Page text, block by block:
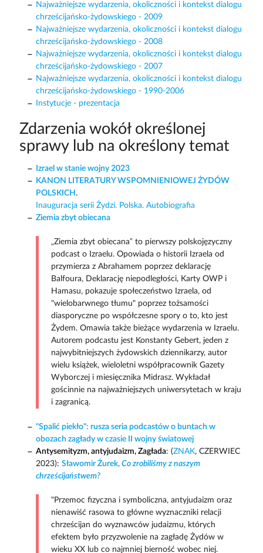
Najważniejsze wydarzenia, okoliczności i kontekst dialogu
chrześcijańsko-żydowskiego - 2009
Najważniejsze wydarzenia, okoliczności i kontekst dialogu
chrześcijańsko-żydowskiego - 2008
Najważniejsze wydarzenia, okoliczności i kontekst dialogu
chrześcijańsko-żydowskiego - 2007
Najważniejsze wydarzenia, okoliczności i kontekst dialogu
chrześcijańsko-żydowskiego - 1990-2006
Instytucje - prezentacja
Zdarzenia wokół określonej
sprawy lub na określony temat
Izrael w stanie wojny 2023
KANON LITERATURY WSPOMNIENIOWEJ ŻYDÓW
POLSKICH .
Inauguracja serii Żydzi. Polska. Autobiografia
Ziemia zbyt obiecana
„Ziemia zbyt obiecana” to pierwszy polskojęzyczny
podcast o Izraelu. Opowiada o historii Izraela od
przymierza z Abrahamem poprzez deklarację
Balfoura, Deklarację niepodległości, Karty OWP i
Hamasu, pokazuje społeczeństwo Izraela, od
"wielobarwnego tłumu" poprzez tożsamości
diasporyczne po współczesne spory o to, kto jest
Żydem. Omawia także bieżące wydarzenia w Izraelu.
Autorem podcastu jest Konstanty Gebert, jeden z
najwybitniejszych żydowskich dziennikarzy, autor
wielu książek, wieloletni współpracownik Gazety
Wyborczej i miesięcznika Midrasz. Wykładał
gościnnie na najważniejszych uniwersytetach w kraju
i zagranicą.
"Spalić piekło": rusza seria podcastów o buntach w
obozach zagłady w czasie II wojny światowej
Antysemityzm, antyjudaizm, Zagłada: (ZNAK, CZERWIEC
2023): Sławomir Żurek, Co zrobiliśmy z naszym
chrześcijaństwem?
"Przemoc fizyczna i symboliczna, antyjudaizm oraz
nienawiść rasowa to główne wyznaczniki relacji
chrześcijan do wyznawców judaizmu, których
efektem było przyzwolenie na zagładę Żydów w
wieku XX lub co najmniej bierność wobec niej.